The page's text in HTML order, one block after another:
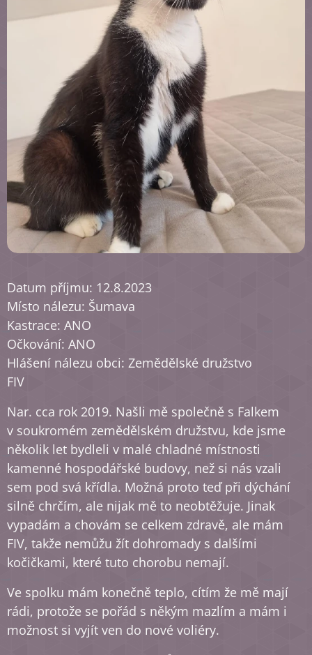
Datum příjmu: 12.8.2023
Místo nálezu: Šumava
Kastrace: ANO
Očkování: ANO
Hlášení nálezu obci: Zemědělské družstvo
FIV
Nar. cca rok 2019. Našli mě společně s Falkem
v soukromém zemědělském družstvu, kde jsme
několik let bydleli v malé chladné místnosti
kamenné hospodářské budovy, než si nás vzali
sem pod svá křídla. Možná proto teď při dýchání
silně chrčím, ale nijak mě to neobtěžuje. Jinak
vypadám a chovám se celkem zdravě, ale mám
FIV, takže nemůžu žít dohromady s dalšími
kočičkami, které tuto chorobu nemají.
Ve spolku mám konečně teplo, cítím že mě mají
rádi, protože se pořád s někým mazlím a mám i
možnost si vyjít ven do nové voliéry.